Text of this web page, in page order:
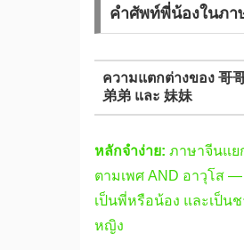
คำศัพท์พี่น้องในภา
ความแตกต่างของ 哥
弟弟 และ 妹妹
หลักจำง่าย: ภาษาจีนแย
ตามเพศ AND อาวุโส —
เป็นพี่หรือน้อง และเป็น
หญิง